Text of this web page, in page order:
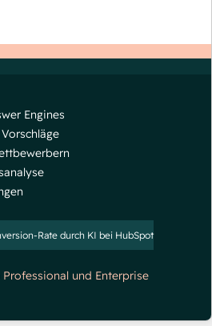
Engines
Rate durch KI bei HubSpot
und Enterprise